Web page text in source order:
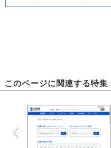
このページに関連する特集